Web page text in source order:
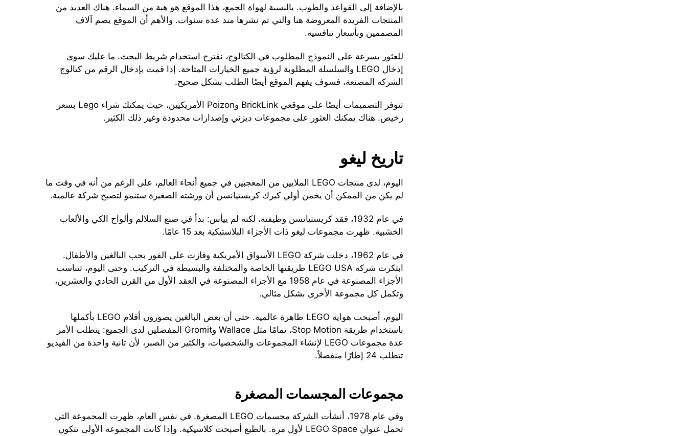
بالإضافة إلى القواعد والطوب. بالنسبة لهواة الجمع، هذا الموقع هو هبة من السماء. هناك العديد من
المنتجات الفريدة المعروضة هنا والتي تم نشرها منذ عدة سنوات. والأهم أن الموقع يضم آلاف
المصممين وبأسعار تنافسية.
للعثور بسرعة على النموذج المطلوب في الكتالوج، نقترح استخدام شريط البحث. ما عليك سوى
إدخال LEGO والسلسلة المطلوبة لرؤية جميع الخيارات المتاحة. إذا قمت بإدخال الرقم من كتالوج
الشركة المصنعة، فسوف يفهم الموقع أيضًا الطلب بشكل صحيح.
تتوفر التصميمات أيضًا على موقعي BrickLink وPoizon الأمريكيين، حيث يمكنك شراء Lego بسعر
رخيص. هناك يمكنك العثور على مجموعات ديزني وإصدارات محدودة وغير ذلك الكثير.
تاريخ ليغو
اليوم، لدى منتجات LEGO الملايين من المعجبين في جميع أنحاء العالم، على الرغم من أنه في وقت ما
لم يكن من الممكن أن يخمن أولي كيرك كريستيانسن أن ورشته الصغيرة ستنمو لتصبح شركة عالمية.
في عام 1932، فقد كريستيانسن وظيفته، لكنه لم ييأس: بدأ في صنع السلالم وألواح الكي والألعاب
الخشبية. ظهرت مجموعات ليغو ذات الأجزاء البلاستيكية بعد 15 عامًا.
في عام 1962، دخلت شركة LEGO الأسواق الأمريكية وفازت على الفور بحب البالغين والأطفال.
ابتكرت شركة LEGO USA طريقتها الخاصة والمختلفة والبسيطة في التركيب. وحتى اليوم، تتناسب
الأجزاء المصنوعة في عام 1958 مع الأجزاء المصنوعة في العقد الأول من القرن الحادي والعشرين،
وتكمل كل مجموعة الأخرى بشكل مثالي.
اليوم، أصبحت هواية LEGO ظاهرة عالمية. حتى أن بعض البالغين يصورون أفلام LEGO بأكملها
باستخدام طريقة Stop Motion، تمامًا مثل Wallace وGromit المفضلين لدى الجميع: يتطلب الأمر
عدة مجموعات LEGO لإنشاء المجموعات والشخصيات، والكثير من الصبر، لأن ثانية واحدة من الفيديو
تتطلب 24 إطارًا منفصلاً.
مجموعات المجسمات المصغرة
وفي عام 1978، أنشأت الشركة مجسمات LEGO المصغرة. في نفس العام، ظهرت المجموعة التي
تحمل عنوان LEGO Space لأول مرة. بالطبع أصبحت كلاسيكية. وإذا كانت المجموعة الأولى تتكون